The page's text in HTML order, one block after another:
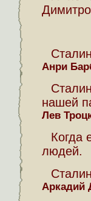
Анри
нашей
Лев
Когда
людей.
Аркадий